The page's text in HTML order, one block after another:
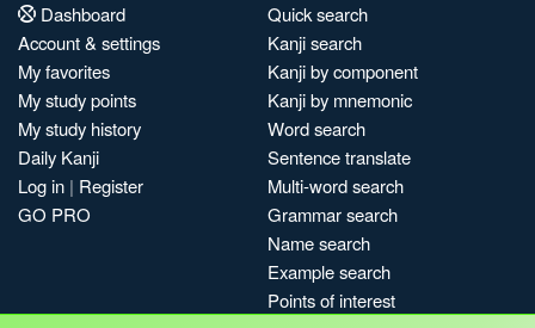
Dashboard
Account & settings
My favorites
My study points
My study history
Daily Kanji
Log in | Register
GO PRO
Quick search
Kanji search
Kanji by component
Kanji by mnemonic
Word search
Sentence translate
Multi-word search
Grammar search
Name search
Example search
Points of interest